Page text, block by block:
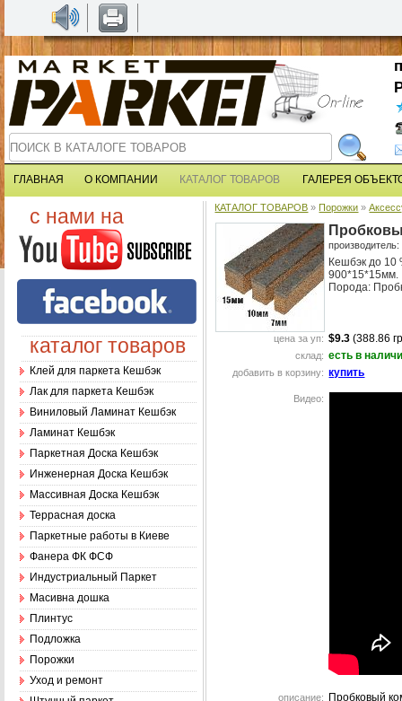
ГЛАВНАЯ О КОМПАНИИ КАТАЛОГ ТОВАРОВ ГАЛЕРЕЯ
с нами на
каталог товаров
Клей для паркета Кешбэк
Лак для паркета Кешбэк
Виниловый Ламинат Кешбэк
Ламинат Кешбэк
Паркетная Доска Кешбэк
Инженерная Доска Кешбэк
Массивная Доска Кешбэк
Террасная доска
Паркетные работы в Киеве
Фанера ФК ФСФ
Индустриальный Паркет
Масивна дошка
Плинтус
Подложка
Порожки
Уход и ремонт
КАТАЛОГ ТОВАРОВ »Порожки »
производитель:
Кешбэк до 10
900*15*15мм.
Порода:
цена за уп: $9.3 (388.86
склад: есть в
добавить в корзину: купить
Видео:
описание:
Пробковый